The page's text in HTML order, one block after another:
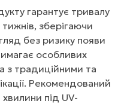
гарантує тривалу
зберігаючи
без ризику появи
особливих
з традиційними та
Рекомендований
хвилини під UV-